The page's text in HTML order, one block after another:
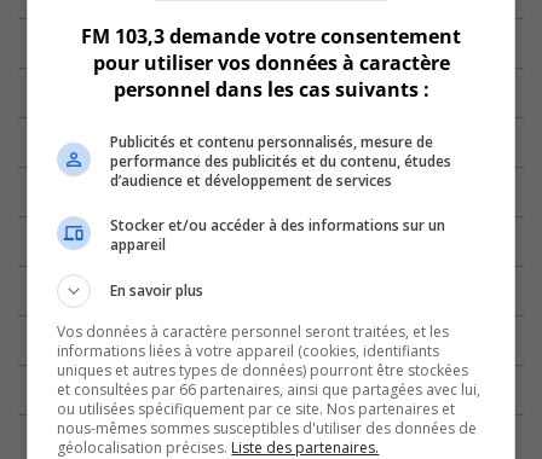
FM 103,3 demande votre consentement
pour utiliser vos données à caractère
personnel dans les cas suivants :
Publicités et contenu personnalisés, mesure de
performance des publicités et du contenu, études
d’audience et développement de services
Stocker et/ou accéder à des informations sur un
appareil
En savoir plus
Vos données à caractère personnel seront traitées, et les
informations liées à votre appareil (cookies, identifiants
uniques et autres types de données) pourront être stockées
et consultées par 66 partenaires, ainsi que partagées avec lui,
ou utilisées spécifiquement par ce site. Nos partenaires et
nous-mêmes sommes susceptibles d'utiliser des données de
géolocalisation précises. Liste des partenaires.